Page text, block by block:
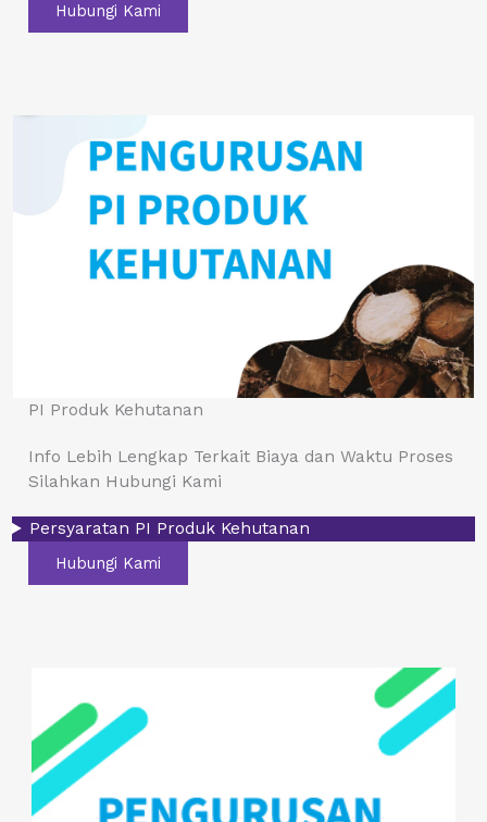
Hubungi Kami
PI Produk Kehutanan
Info Lebih Lengkap Terkait Biaya dan Waktu Proses
Silahkan Hubungi Kami
Persyaratan PI Produk Kehutanan
Hubungi Kami